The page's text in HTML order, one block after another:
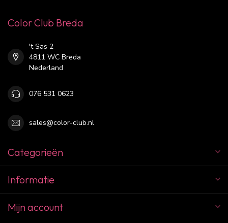
Color Club Breda
't Sas 2
4811 WC Breda
Nederland
076 531 0623
sales@color-club.nl
Categorieën
Informatie
Mijn account